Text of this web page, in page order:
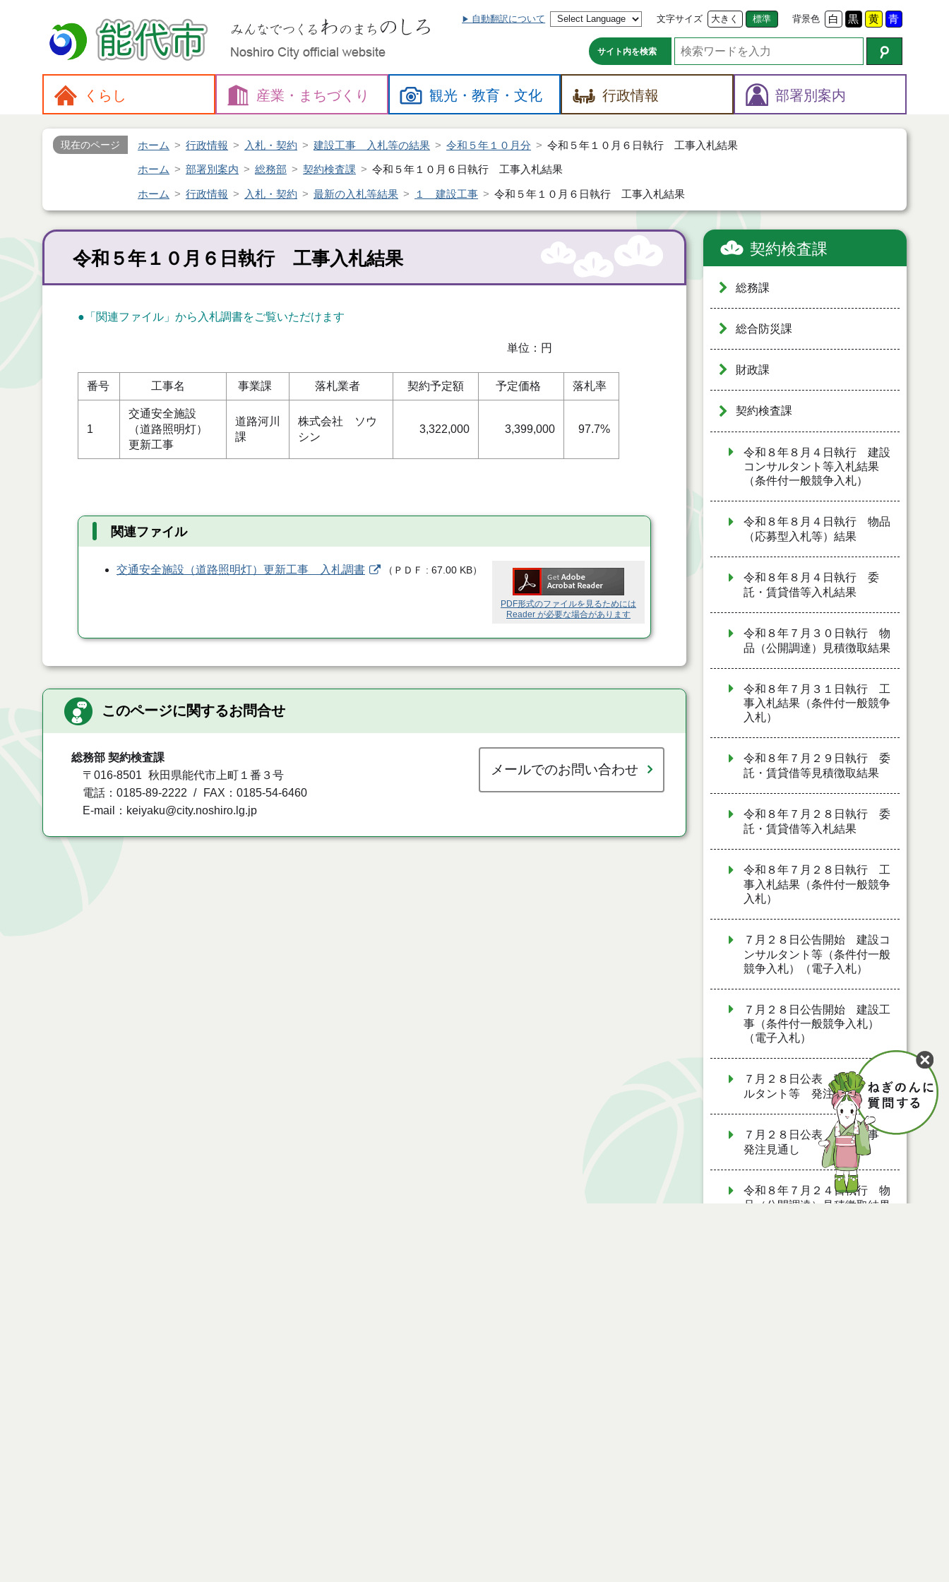
自動翻訳について 文字サイズ 大きく 標準 背景色 白 黒 黄 青
サイト内を検索
くらし 産業・ まちづくり 観光・教育・文化 行政情報 部署別案内
現在のページ ホーム 行政情報 入札・契約 建設工事 入札等の結果 令和５年１０月分 令和５年１０月６日執行 工事入札結果
ホーム 部署別案内 総務部 契約検査課 令和５年１０月６日執行 工事入札結果
ホーム 行政情報 入札・契約 最新の入札等結果 １ 建設工事 令和５年１０月６日執行 工事入札結果
令和５年１０月６日執行 工事入札結果
●「関連ファイル」から入札調書をご覧いただけます
単位：円
番号 工事名 事業課 落札業者 契約予定額 予定価格 落札率
1
交通安全施設
（道路照明灯）
更新工事
道路河川
課
株式会社 ソウ
シン
3,322,000 3,399,000 97.7%
関連ファイル
PDF形式のファイルを見るためには
Reader が必要な場合があります
交通安全施設（道路照明灯）更新工事 入札調書 （ ＰＤＦ 67.00 KB）
このページに関するお問合せ
総務部 契約検査課
〒016-8501
秋田県能代市上町１番３号
電話：0185-89-2222
FAX：0185-54-6460
E-mail：keiyaku@city.noshiro.lg.jp
メールでのお問い合わせ
契約検査課
総務課
総合防災課
財政課
契約検査課
令和８年８月４日執行 建設
コンサルタント等入札結果
（条件付一般競争入札）
令和８年８月４日執行 物品
（応募型入札等）結果
令和８年８月４日執行 委
託・賃貸借等入札結果
令和８年７月３０日執行 物
品（公開調達）見積徴取結果
令和８年７月３１日執行 工
事入札結果（条件付一般競争
入札）
令和８年７月２９日執行 委
託・賃貸借等見積徴取結果
令和８年７月２８日執行 委
託・賃貸借等入札結果
令和８年７月２８日執行 工
事入札結果（条件付一般競争
入札）
７月２８日公告開始 建設コ
ンサルタント等（条件付一般
競争入札）（電子入札）
７月２８日公告開始 建設工
事（条件付一般競争入札）
（電子入札）
７月２８日公表 建設コンサ
ルタント等 発注見通し
７月２８日公表 建設工事
発注見通し
令和８年７月２４日執行 物
品（公開調達）見積徴取結果